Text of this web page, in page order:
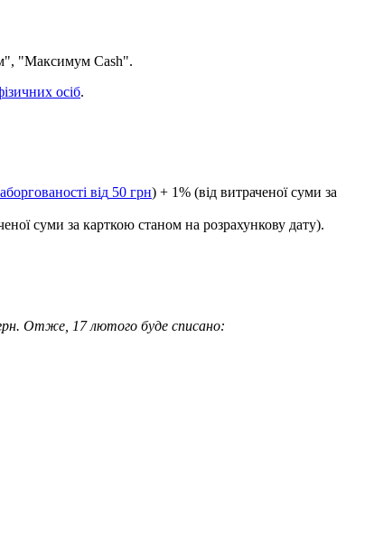
", "Максимум Cash".
ізичних осіб.
аборгованості від 50 грн) + 1% (від витраченої суми за
еної суми за карткою станом на розрахункову дату).
рн. Отже 17 лютого буде списано: